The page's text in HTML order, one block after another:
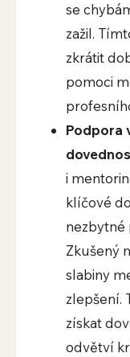
se
zažil.
zkrátit
pomoci
Podpora
i
klíčové
nezbytné
Zkušený
slabiny
zlepšení.
získat
odvětví